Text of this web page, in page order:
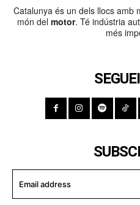
Catalunya és un dels llocs amb
món del motor. Té indústria
més